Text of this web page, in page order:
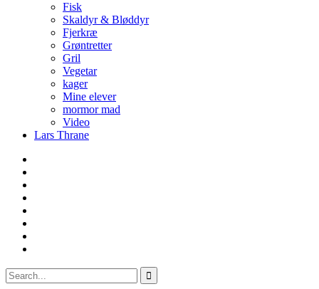
Fisk
Skaldyr & Bløddyr
Fjerkræ
Grøntretter
Gril
Vegetar
kager
Mine elever
mormor mad
Video
Lars Thrane